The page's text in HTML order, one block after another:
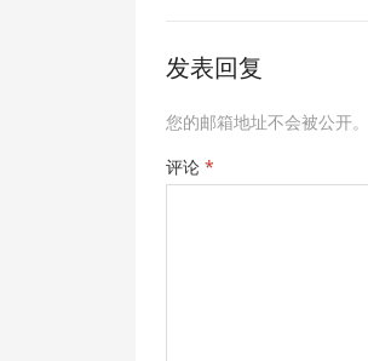
发表回复
您的邮箱地址不会被公开。
评论 *